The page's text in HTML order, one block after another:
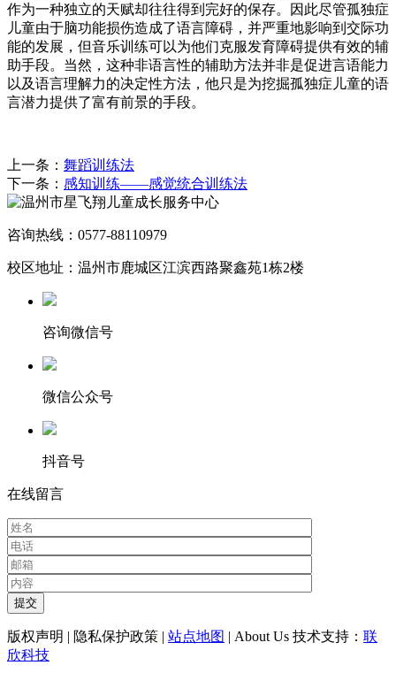
作为一种独立的天赋却往往得到完好的保存。因此尽管孤独症
儿童由于脑功能损伤造成了语言障碍，并严重地影响到交际功
能的发展，但音乐训练可以为他们克服发育障碍提供有效的辅
助手段。当然，这种非语言性的辅助方法并非是促进言语能力
以及语言理解力的决定性方法，他只是为挖掘孤独症儿童的语
言潜力提供了富有前景的手段。
上一条： 舞蹈训练法
下一条： 感知训练——感觉统合训练法
咨询热线：0577-88110979
校区地址：温州市鹿城区江滨西路聚鑫苑1栋2楼
咨询微信号
微信公众号
抖音号
在线留言
版权声明 | 隐私保护政策 | 站点地图 | About Us 技术支持： 联
欣科技